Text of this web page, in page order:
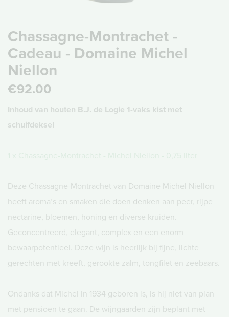
Chassagne-Montrachet -
Cadeau - Domaine Michel
Niellon
€92.00
Inhoud van houten B.J. de Logie 1-vaks kist met
schuifdeksel
Deze Chassagne-Montrachet van Domaine Michel Niellon
heeft aroma’s en smaken die doen denken aan peer, rijpe
nectarine, bloemen, honing en diverse kruiden.
Geconcentreerd, elegant, complex en een enorm
bewaarpotentieel. Deze wijn is heerlijk bij fijne, lichte
gerechten met kreeft, gerookte zalm, tongfilet en zeebaars.
Ondanks dat Michel in 1934 geboren is, is hij niet van plan
met pensioen te gaan. De wijngaarden zijn beplant met